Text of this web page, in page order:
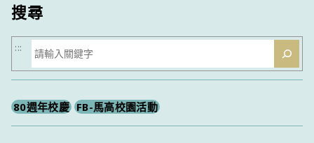
搜尋
搜
尋
:::
80週年校慶 FB-馬高校園活動